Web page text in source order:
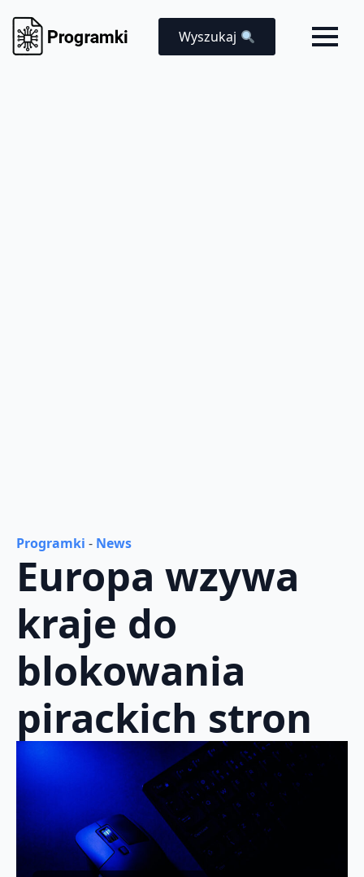
Wyszukaj
Programki - News
Europa wzywa
kraje do
blokowania
pirackich stron